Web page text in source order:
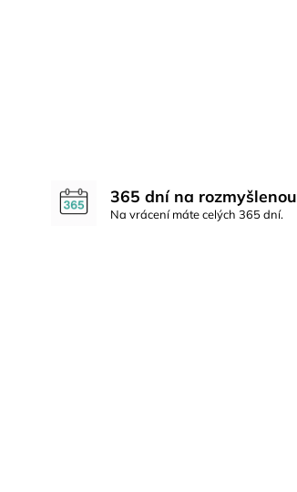
365 dní na rozmyšlenou
Na vrácení máte celých 365 dní.